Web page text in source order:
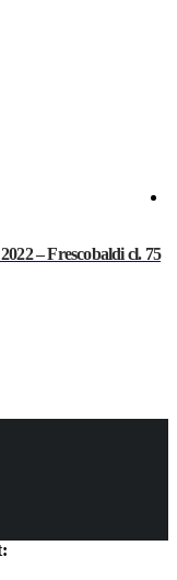
– Frescobaldi cl. 75